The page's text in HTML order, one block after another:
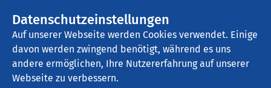
Datenschutzeinstellungen
Auf unserer Webseite werden Cookies verwendet. Einige
davon werden zwingend benötigt, während es uns
andere ermöglichen, Ihre Nutzererfahrung auf unserer
Webseite zu verbessern.
AMEOS Eingliederung Neustadt